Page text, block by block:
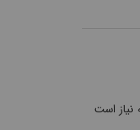
نیاز است